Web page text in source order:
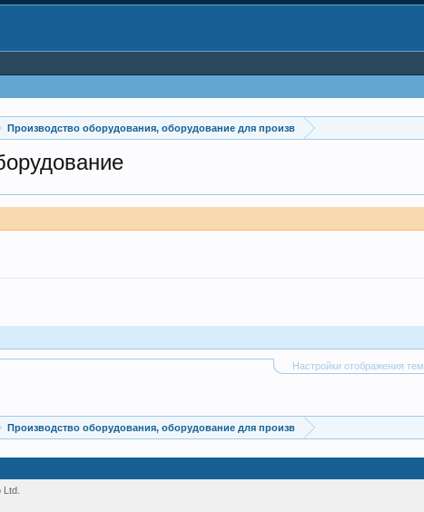
Производство оборудования, оборудование для произв
Настройки отображения тем
Производство оборудования, оборудование для произв